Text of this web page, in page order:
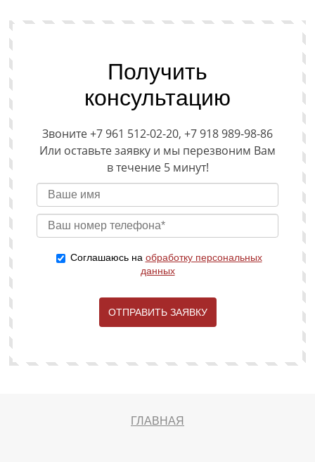
Получить
консультацию
Звоните +7 961 512-02-20, +7 918 989-98-86
Или оставьте заявку и мы перезвоним Вам
в течение 5 минут!
Соглашаюсь на обработку персональных
данных
ОТПРАВИТЬ ЗАЯВКУ
ГЛАВНАЯ